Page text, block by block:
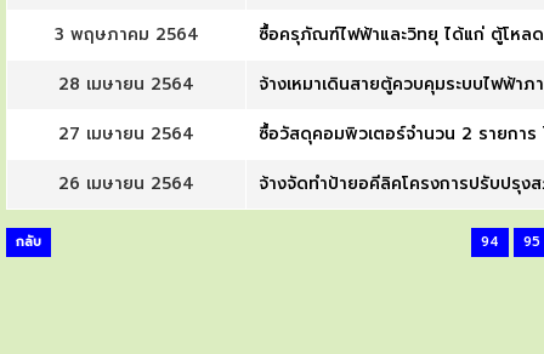
3 พฤษภาคม 2564
ซื้อครุภัณฑ์ไฟฟ้าและวิทยุ ได้แก่ ตู้โหลด
28 เมษายน 2564
จ้างเหมาเดินสายตู้ควบคุมระบบไฟฟ้าภ
27 เมษายน 2564
ซื้อวัสดุคอมพิวเตอร์จำนวน 2 รายการ
26 เมษายน 2564
จ้างจัดทำป้ายอคีลิคโครงการปรับปรุง
กลับ 94 95